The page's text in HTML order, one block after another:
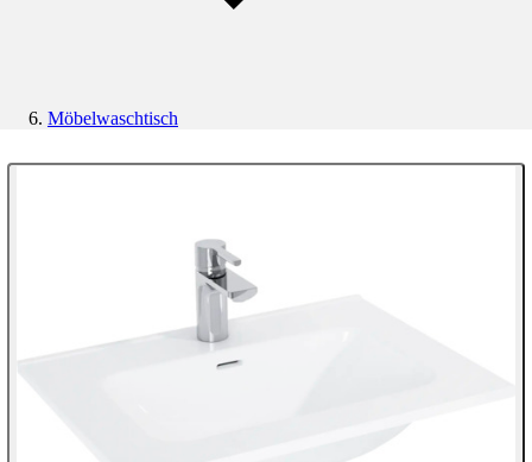
Möbelwaschtisch